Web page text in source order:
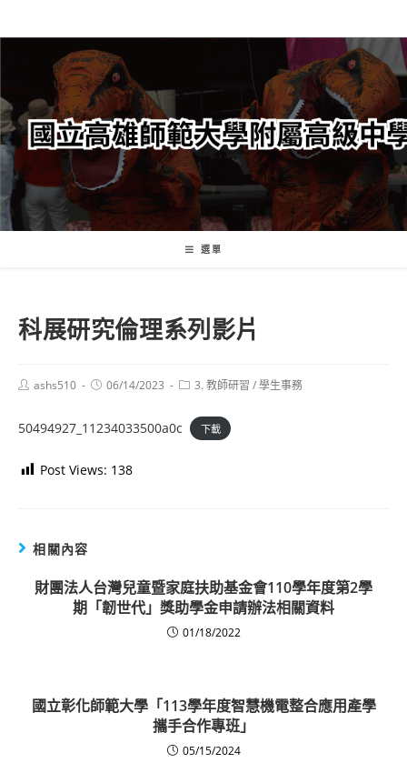
轉
要
內
容
選單
科展研究倫理系列影片
Postashs510
Post06/14/2023
Post3. 教師研習 /學生事務
50494927_11234033500a0c 下載
Post Views: 138
相關內容
財團法人台灣兒童暨家庭扶助基金會110學年度第2學
期「韌世代」獎助學金申請辦法相關資料
01/18/2022
國立彰化師範大學「113學年度智慧機電整合應用產學
攜手合作專班」
05/15/2024